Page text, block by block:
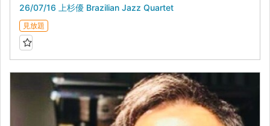
26/07/16 上杉優 Brazilian Jazz Quartet
見放題